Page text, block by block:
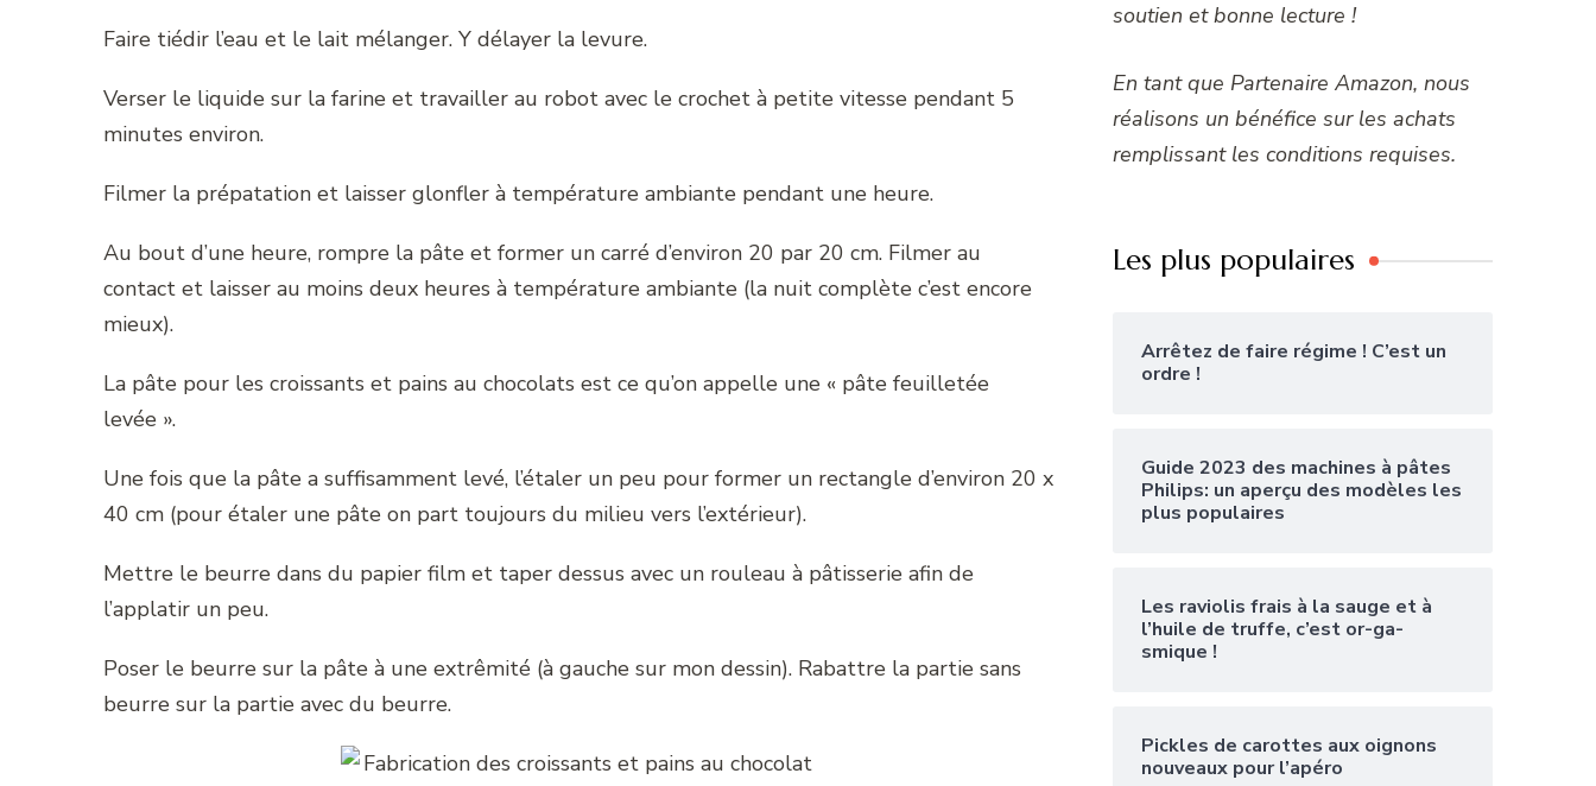
Faire tiédir l’eau et le lait mélanger. Y délayer la levure.
Verser le liquide sur la farine et travailler au robot avec le crochet à petite vitesse pendant 5
minutes environ.
Filmer la prépatation et laisser glonfler à température ambiante pendant une heure.
Au bout d’une heure, rompre la pâte et former un carré d’environ 20 par 20 cm. Filmer au
contact et laisser au moins deux heures à température ambiante (la nuit complète c’est encore
mieux).
La pâte pour les croissants et pains au chocolats est ce qu’on appelle une « pâte feuilletée
levée ».
Une fois que la pâte a suffisamment levé, l’étaler un peu pour former un rectangle d’environ 20 x
40 cm (pour étaler une pâte on part toujours du milieu vers l’extérieur).
Mettre le beurre dans du papier film et taper dessus avec un rouleau à pâtisserie afin de
l’applatir un peu.
Poser le beurre sur la pâte à une extrêmité (à gauche sur mon dessin). Rabattre la partie sans
beurre sur la partie avec du beurre.
soutien et bonne lecture !
En tant que Partenaire Amazon, nous
réalisons un bénéfice sur les achats
remplissant les conditions requises.
Les plus populaires
Arrêtez de faire régime ! C’est un
ordre !
Guide 2023 des machines à pâtes
Philips: un aperçu des modèles les
plus populaires
Les raviolis frais à la sauge et à
l’huile de truffe, c’est or-ga-
smique !
Pickles de carottes aux oignons
nouveaux pour l’apéro